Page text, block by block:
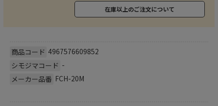
在庫以上のご注文について
商品コード 4967576609852
シモジマコード -
メーカー品番 FCH-20M